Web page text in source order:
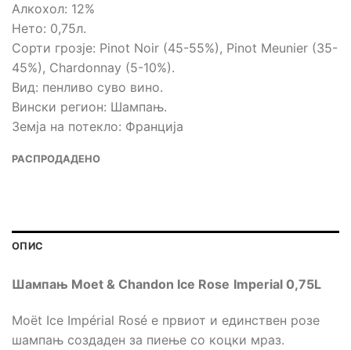
Алкохол: 12%
Нето: 0,75л.
Сорти грозје: Pinot Noir (45-55%), Pinot Meunier (35-
45%), Chardonnay (5-10%).
Вид: пенливо суво вино.
Вински регион: Шампањ.
Земја на потекло: Франција
РАСПРОДАДЕНО
ОПИС
Шампањ Moet & Chandon Ice Rose Imperial 0,75L
Moët Ice Impérial Rosé е првиот и единствен розе
шампањ создаден за пиење со коцки мраз.